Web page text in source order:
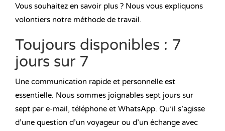
Vous souhaitez en savoir plus ? Nous vous expliquons
volontiers notre méthode de travail.
Toujours disponibles : 7
jours sur 7
Une communication rapide et personnelle est
essentielle. Nous sommes joignables sept jours sur
sept par e-mail, téléphone et WhatsApp. Qu’il s’agisse
d’une question d’un voyageur ou d’un échange avec